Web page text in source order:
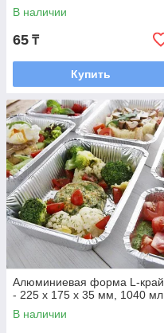
В наличии
65 ₸
Купить
Алюминиевая форма L-край
- 225 х 175 х 35 мм, 1040 мл
В наличии